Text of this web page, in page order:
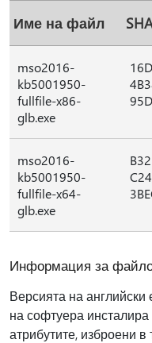
Име на файл
mso2016-
kb5001950-
fullfile-x86-
glb.exe
mso2016-
kb5001950-
fullfile-x64-
glb.exe
Информация за
Версията на
на софтуера
атрибутите, изброени